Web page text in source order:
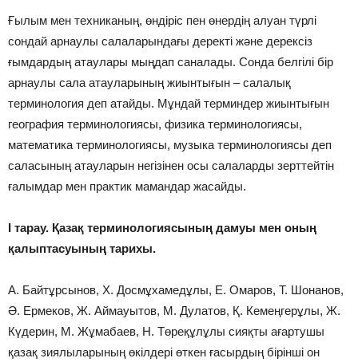
Ғылым мен техниканың, өндіріс пен өнердің алуан түрлі
сондай арнаулы салаларындағы деректі және дерексіз
ғымдардың атаулары мыңдап саналады. Сонда белгілі бір
арнаулы сала атауларының жиынтығын – салалық
терминология деп атайды. Мұндай терминдер жиынтығын
география терминологиясы, физика терминологиясы,
математика терминологиясы, музыка терминологиясы деп
саласының атауларын негізінен осы салаларды зерттейтін
ғалымдар мен практик мамандар жасайды.
І тарау. Қазақ терминологиясының дамуы мен оның
қалыптасуының тарихы.
А. Байтұрсынов, Х. Досмұхамедұлы, Е. Омаров, Т. Шонанов,
Ә. Ермеков, Ж. Аймауытов, М. Дулатов, Қ. Кемеңгерұлы, Ж.
Күдерин, М. Жұмабаев, Н. Төреқұлұлы сияқты ағартушы
қазақ зиялыларының өкілдері өткен ғасырдың бірінші он